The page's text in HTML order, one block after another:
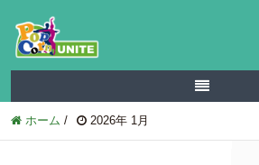
ホーム / 2026年 1月